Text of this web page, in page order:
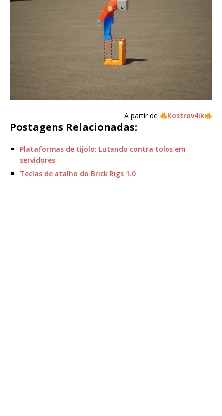
A partir de Kostrov4ik
Postagens Relacionadas:
Plataformas de tijolo: Lutando contra tolos em
servidores
Teclas de atalho do Brick Rigs 1.0